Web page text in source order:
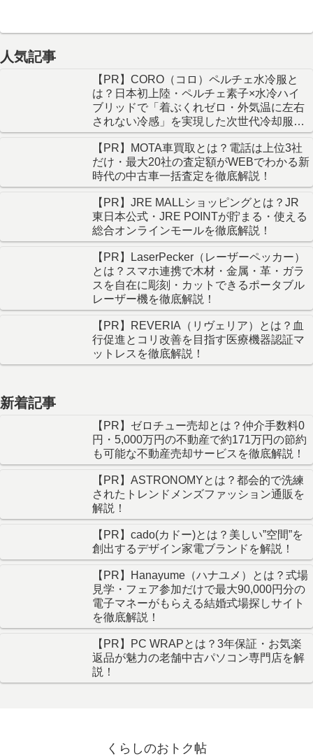
人気記事
【PR】CORO（コロ）ペルチェ水冷服と
は？日本初上陸・ペルチェ素子×水冷ハイ
ブリッドで「着ぶくれゼロ・外気温に左右
されない冷感」を実現した次世代冷却服を
徹底解説！
【PR】MOTA車買取とは？電話は上位3社
だけ・最大20社の査定額がWEBでわかる新
時代の中古車一括査定を徹底解説！
【PR】JRE MALLショッピングとは？JR
東日本公式・JRE POINTが貯まる・使える
総合オンラインモールを徹底解説！
【PR】LaserPecker（レーザーペッカー）
とは？スマホ連携で木材・金属・革・ガラ
スを自在に彫刻・カットできるポータブル
レーザー機を徹底解説！
【PR】REVERIA（リヴェリア）とは？血
行促進とコリ改善を目指す医療機器認証マ
ットレスを徹底解説！
新着記事
【PR】ゼロチュー売却とは？仲介手数料0
円・5,000万円の不動産で約171万円の節約
も可能な不動産売却サービスを徹底解説！
【PR】ASTRONOMYとは？都会的で洗練
されたトレンドメンズファッション通販を
解説！
【PR】cado(カドー)とは？美しい”空間”を
創出するデザイン家電ブランドを解説！
【PR】Hanayume（ハナユメ）とは？式場
見学・フェア参加だけで最大90,000円分の
電子マネーがもらえる結婚式場探しサイト
を徹底解説！
【PR】PC WRAPとは？3年保証・お気楽
返品が魅力の老舗中古パソコン専門店を解
説！
くらしのおトク帖